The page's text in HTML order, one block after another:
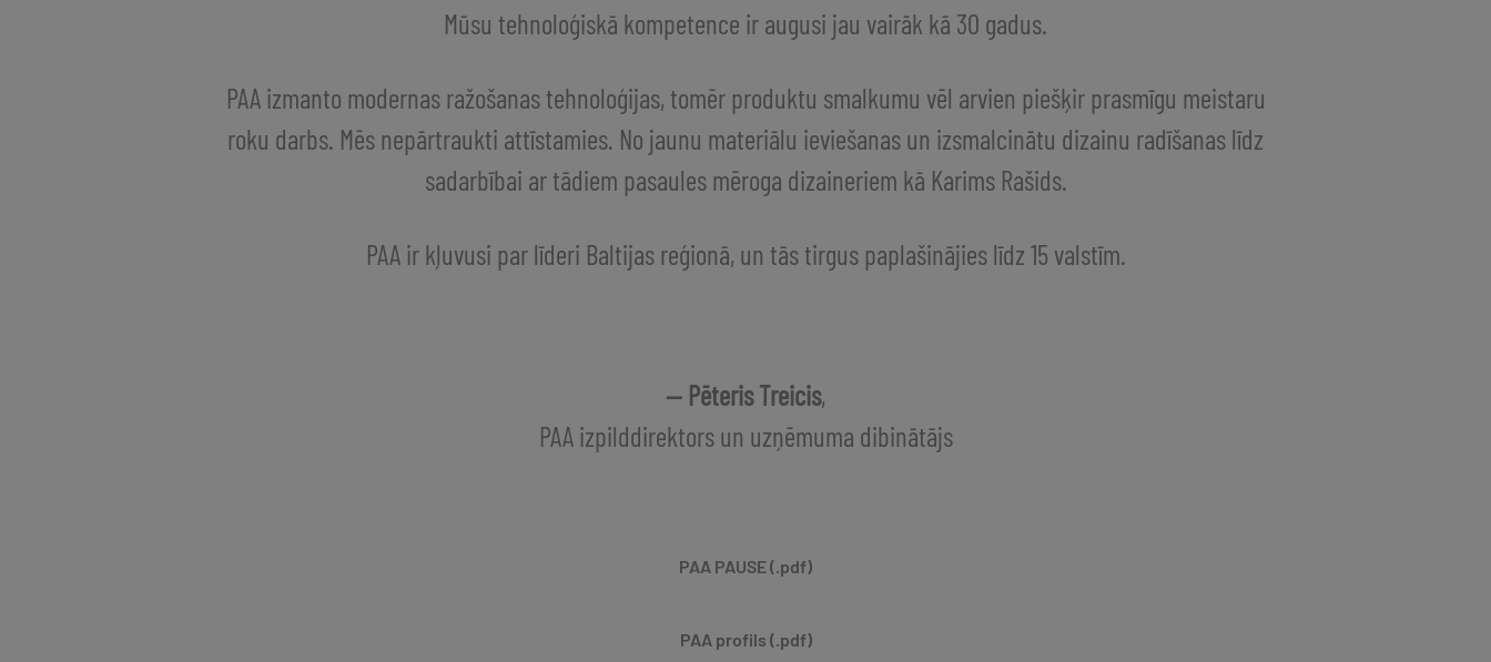
Mūsu tehnoloģiskā kompetence ir augusi jau vairāk kā 30 gadus.
PAA izmanto modernas ražošanas tehnoloģijas, tomēr produktu smalkumu vēl arvien piešķir prasmīgu meistaru
roku darbs. Mēs nepārtraukti attīstamies. No jaunu materiālu ieviešanas un izsmalcinātu dizainu radīšanas līdz
sadarbībai ar tādiem pasaules mēroga dizaineriem kā Karims Rašids.
PAA ir kļuvusi par līderi Baltijas reģionā, un tās tirgus paplašinājies līdz 15 valstīm.
— Pēteris Treicis,
PAA izpilddirektors un uzņēmuma dibinātājs
PAA PAUSE (.pdf)
PAA profils (.pdf)